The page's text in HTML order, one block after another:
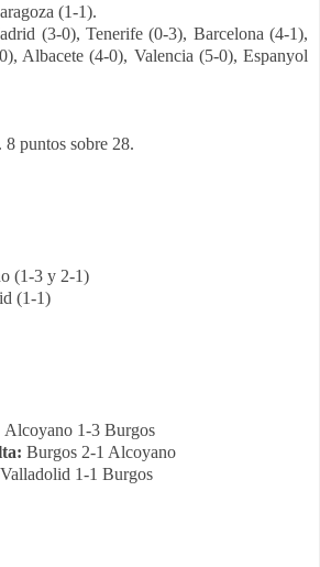
(1-1).
(3-0), Tenerife (0-3), Barcelona (4-1),
Albacete (4-0), Valencia (5-0), Espanyol
8 puntos sobre 28.
(1-3 y 2-1)
(1-1)
Alcoyano 1-3 Burgos
Burgos 2-1 Alcoyano
Valladolid 1-1 Burgos